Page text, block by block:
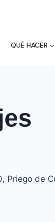
QUÉ HACER
Priego de